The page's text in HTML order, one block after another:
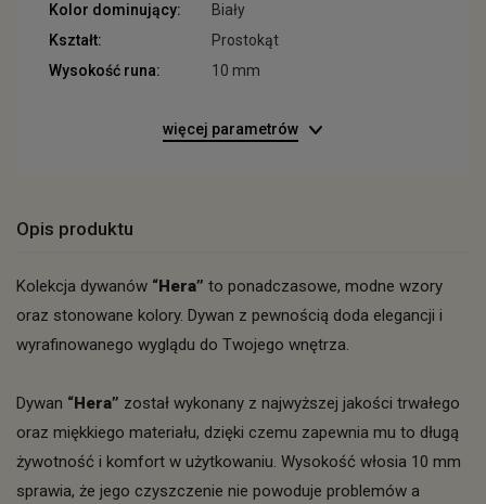
Kolor dominujący:
Biały
Kształt:
Prostokąt
Wysokość runa:
10 mm
więcej parametrów
Opis produktu
Kolekcja dywanów “Hera” to ponadczasowe, modne wzory
oraz stonowane kolory. Dywan z pewnością doda elegancji i
wyrafinowanego wyglądu do Twojego wnętrza.
Dywan “Hera” został wykonany z najwyższej jakości trwałego
oraz miękkiego materiału, dzięki czemu zapewnia mu to długą
żywotność i komfort w użytkowaniu. Wysokość włosia 10 mm
sprawia, że jego czyszczenie nie powoduje problemów a